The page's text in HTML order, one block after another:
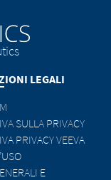
LEGALI
SULLA PRIVACY
PRIVACY VEEVA
E
nei